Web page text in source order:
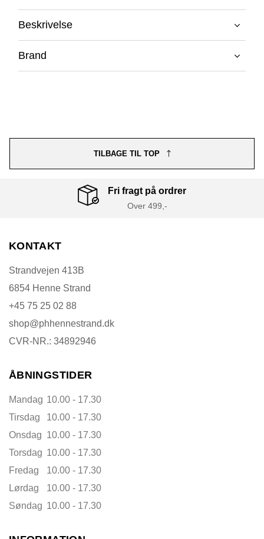
Beskrivelse
Brand
TILBAGE TIL TOP
Fri fragt på ordrer
Over 499,-
KONTAKT
Strandvejen 413B
6854 Henne Strand
+45 75 25 02 88
shop@phhennestrand.dk
CVR-NR.: 34892946
ÅBNINGSTIDER
Mandag 10.00 - 17.30
Tirsdag
10.00 - 17.30
Onsdag 10.00 - 17.30
Torsdag 10.00 - 17.30
Fredag
10.00 - 17.30
Lørdag
10.00 - 17.30
Søndag 10.00 - 17.30